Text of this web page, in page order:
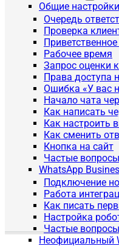
Общие
Очередь
Проверка
Рабочее время
Запрос оценки
Права доступа
Ошибка «У вас
Начало чата
Как написать
Как настроить
Как сменить
Кнопка на сайт
Частые
WhatsApp
Подключение
Работа
Как писать
Настройка
Частые
Неофициальный